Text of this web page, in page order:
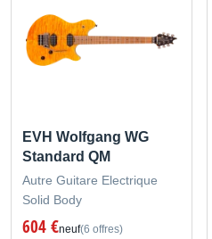
EVH Wolfgang WG
Standard QM
Autre Guitare Electrique
Solid Body
604 €neuf(6 offres)